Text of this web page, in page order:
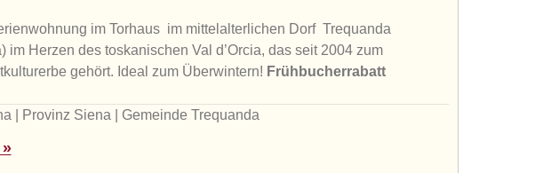
im Torhaus im mittelalterlichen Dorf Trequanda
im Herzen des toskanischen Val d’Orcia, das seit 2004 zum
gehört. Ideal zum Überwintern! Frühbucherrabatt
| Provinz Siena | Gemeinde Trequanda